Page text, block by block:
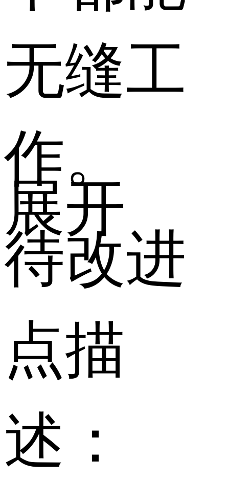
无缝工
作。
展开
待改进
点描
述：